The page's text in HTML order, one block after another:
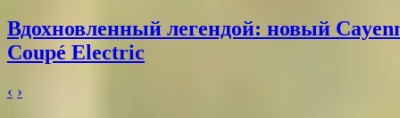
Вдохновленный легендой: новый
Coupé Electric
‹ ›